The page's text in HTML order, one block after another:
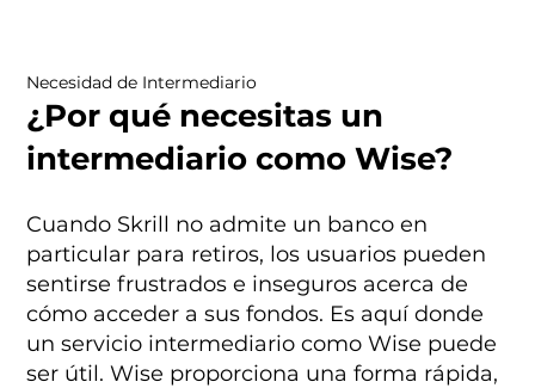
Necesidad de Intermediario
¿Por qué necesitas un
intermediario como Wise?
Cuando Skrill no admite un banco en
particular para retiros, los usuarios pueden
sentirse frustrados e inseguros acerca de
cómo acceder a sus fondos. Es aquí donde
un servicio intermediario como Wise puede
ser útil. Wise proporciona una forma rápida,